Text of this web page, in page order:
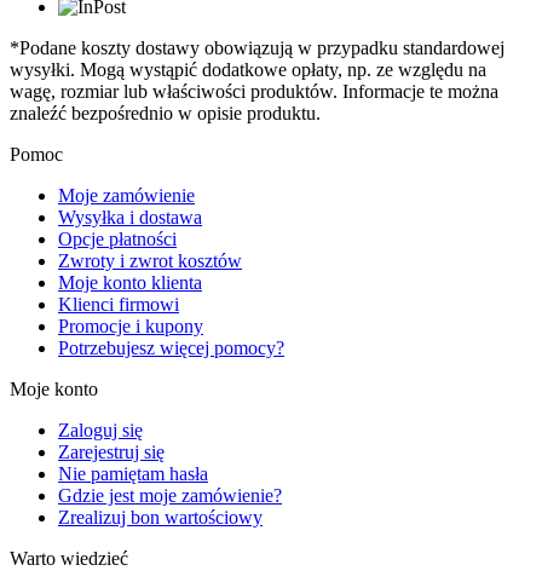
*Podane koszty dostawy obowiązują w przypadku standardowej
wysyłki. Mogą wystąpić dodatkowe opłaty, np. ze względu na
wagę, rozmiar lub właściwości produktów. Informacje te można
znaleźć bezpośrednio w opisie produktu.
Pomoc
Moje zamówienie
Wysyłka i dostawa
Opcje płatności
Zwroty i zwrot kosztów
Moje konto klienta
Klienci firmowi
Promocje i kupony
Potrzebujesz więcej pomocy?
Moje konto
Zaloguj się
Zarejestruj się
Nie pamiętam hasła
Gdzie jest moje zamówienie?
Zrealizuj bon wartościowy
Warto wiedzieć